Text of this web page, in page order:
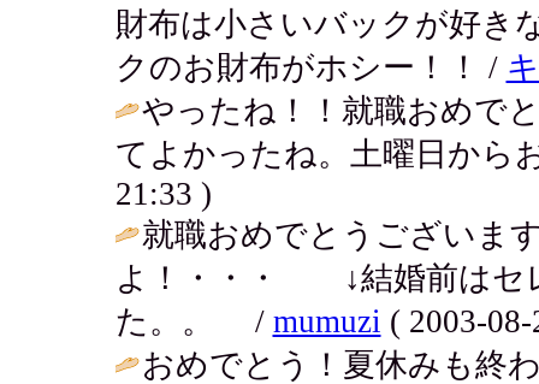
財布は小さいバックが好き
クのお財布がホシー！！ /
やったね！！就職おめで
てよかったね。土曜日から
21:33 )
就職おめでとうございま
よ！・・・ ↓結婚前はセ
た。。 / mumuzi ( 2003-
おめでとう！夏休みも終